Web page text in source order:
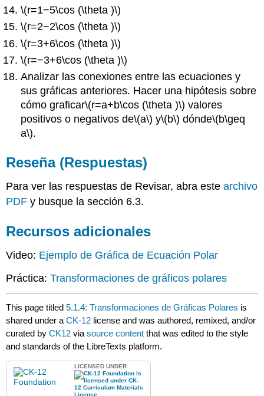
\(r=1−5\cos (\theta )\)
\(r=2−2\cos (\theta )\)
\(r=3+6\cos (\theta )\)
\(r=−3+6\cos (\theta )\)
Analizar las conexiones entre las ecuaciones y
sus gráficas anteriores. Hacer una hipótesis sobre
cómo graficar\(r=a+b\cos (\theta )\) valores
positivos o negativos de\(a\) y\(b\) dónde\(b\geq
a\).
Reseña (Respuestas)
Para ver las respuestas de Revisar, abra estearchivo
PDF y busque la sección 6.3.
Recursos adicionales
Video: Ejemplo de Gráfica de Ecuación Polar
Práctica:Transformaciones de gráficos polares
This page titled5.1.4: Transformaciones de Gráficas Polares is
shared under aCK-12 license and was authored, remixed, and/or
curated byCK12 viasource content that was edited to the style
and standards of the LibreTexts platform.
LICENSED UNDER